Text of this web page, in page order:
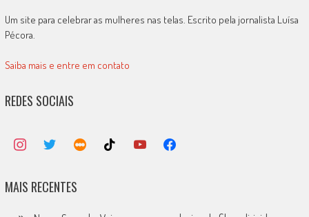
Um site para celebrar as mulheres nas telas. Escrito pela jornalista Luísa
Pécora.
Saiba mais e entre em contato
REDES SOCIAIS
MAIS RECENTES